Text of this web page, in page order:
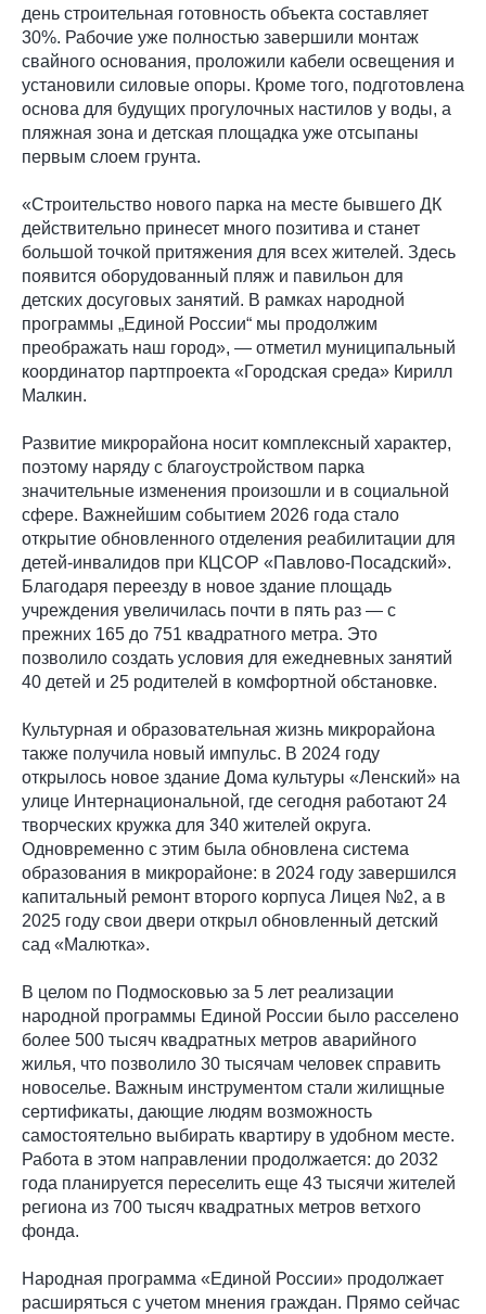
день строительная готовность объекта составляет
30%. Рабочие уже полностью завершили монтаж
свайного основания, проложили кабели освещения и
установили силовые опоры. Кроме того, подготовлена
основа для будущих прогулочных настилов у воды, а
пляжная зона и детская площадка уже отсыпаны
первым слоем грунта.
«Строительство нового парка на месте бывшего ДК
действительно принесет много позитива и станет
большой точкой притяжения для всех жителей. Здесь
появится оборудованный пляж и павильон для
детских досуговых занятий. В рамках народной
программы „Единой России“ мы продолжим
преображать наш город», — отметил муниципальный
координатор партпроекта «Городская среда» Кирилл
Малкин.
Развитие микрорайона носит комплексный характер,
поэтому наряду с благоустройством парка
значительные изменения произошли и в социальной
сфере. Важнейшим событием 2026 года стало
открытие обновленного отделения реабилитации для
детей-инвалидов при КЦСОР «Павлово-Посадский».
Благодаря переезду в новое здание площадь
учреждения увеличилась почти в пять раз — с
прежних 165 до 751 квадратного метра. Это
позволило создать условия для ежедневных занятий
40 детей и 25 родителей в комфортной обстановке.
Культурная и образовательная жизнь микрорайона
также получила новый импульс. В 2024 году
открылось новое здание Дома культуры «Ленский» на
улице Интернациональной, где сегодня работают 24
творческих кружка для 340 жителей округа.
Одновременно с этим была обновлена система
образования в микрорайоне: в 2024 году завершился
капитальный ремонт второго корпуса Лицея №2, а в
2025 году свои двери открыл обновленный детский
сад «Малютка».
В целом по Подмосковью за 5 лет реализации
народной программы Единой России было расселено
более 500 тысяч квадратных метров аварийного
жилья, что позволило 30 тысячам человек справить
новоселье. Важным инструментом стали жилищные
сертификаты, дающие людям возможность
самостоятельно выбирать квартиру в удобном месте.
Работа в этом направлении продолжается: до 2032
года планируется переселить еще 43 тысячи жителей
региона из 700 тысяч квадратных метров ветхого
фонда.
Народная программа «Единой России» продолжает
расширяться с учетом мнения граждан. Прямо сейчас